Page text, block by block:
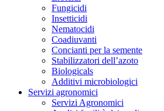
Fungicidi
Insetticidi
Nematocidi
Coadiuvanti
Concianti per la semente
Stabilizzatori dell’azoto
Biologicals
Additivi microbiologici
Servizi agronomici
Servizi Agronomici